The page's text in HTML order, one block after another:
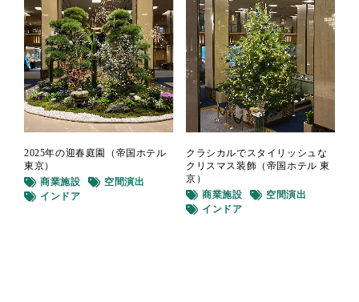
2025年の迎春庭園（帝国ホテル
東京）
商業施設
空間演出
インドア
クラシカルでスタイリッシュな
クリスマス装飾（帝国ホテル 東
京）
商業施設
空間演出
インドア